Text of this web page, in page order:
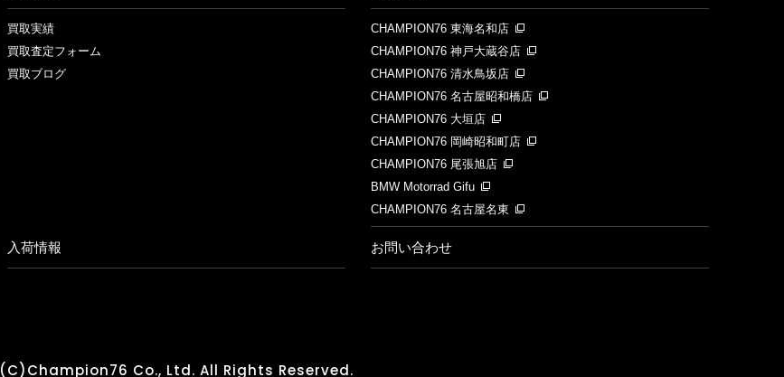
買取実績
買取査定フォーム
買取ブログ
CHAMPION76 東海名和店
CHAMPION76 神戸大蔵谷店
CHAMPION76 清水鳥坂店
CHAMPION76 名古屋昭和橋店
CHAMPION76 大垣店
CHAMPION76 岡崎昭和町店
CHAMPION76 尾張旭店
BMW Motorrad Gifu
CHAMPION76 名古屋名東
入荷情報 お問い合わせ
(C)Champion76 Co., Ltd. All Rights Reserved.